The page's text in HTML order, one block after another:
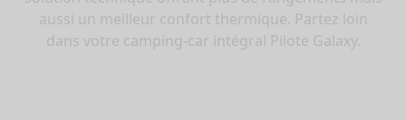
aussi un meilleur confort thermique. Partez loin
dans votre camping-car intégral Pilote Galaxy.